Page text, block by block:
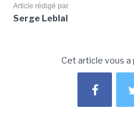
Article rédigé par
Serge Leblal
Cet article vous a